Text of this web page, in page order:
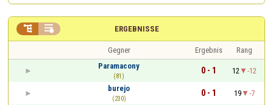
ERGEBNISSE
 
Gegner Ergebnis
Rang
Paramacony
(81)
0 - 1 12
-12
burejo
(230)
0 - 1 19
-7